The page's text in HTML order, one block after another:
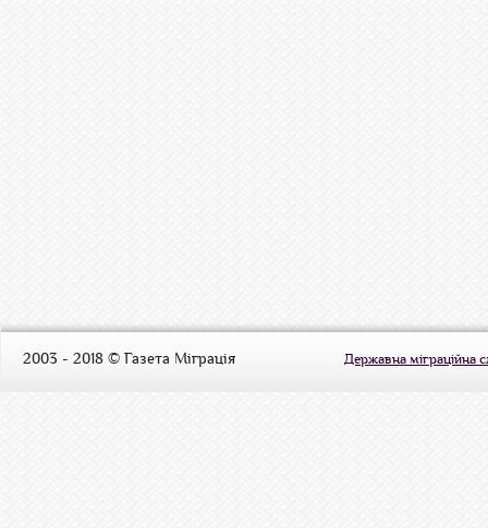
2003 - 2018 © Газета Міграція Державна міграційна